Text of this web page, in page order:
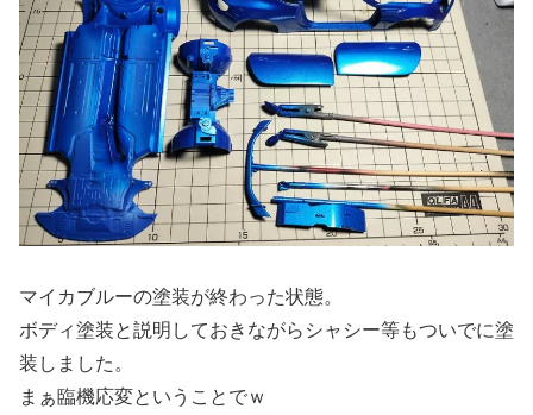
マイカブルーの塗装が終わった状態。
ボディ塗装と説明しておきながらシャシー等もついでに塗
装しました。
まぁ臨機応変ということでｗ